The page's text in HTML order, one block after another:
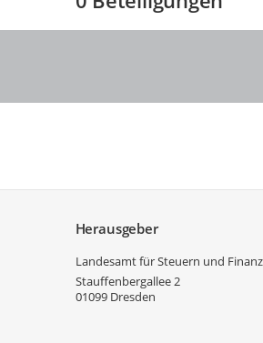
Herausgeber
Landesamt für Steuern und
Stauffenbergallee 2
01099 Dresden